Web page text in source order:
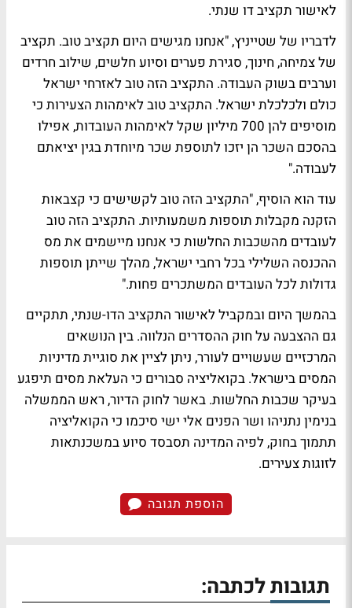
לאישור תקציב דו שנתי.
לדבריו של שטייניץ, "אנחנו מגישים היום תקציב טוב. תקציב
של צמיחה, חינוך, סגירת פערים וסיוע חלשים, שילוב חרדים
וערבים בשוק העבודה. התקציב הזה טוב לאזרחי ישראל
כולם ולכלכלת ישראל. התקציב טוב לאימהות הצעירות כי
מוסיפים להן 700 מיליון שקל לאימהות העובדות, אפילו
בהסכם השכר הן יזכו לתוספת שכר מיוחדת בגין יציאתם
לעבודה."
עוד הוא הוסיף, "התקציב הזה טוב לקשישים כי קצבאות
הזקנה מקבלות תוספות משמעותיות. התקציב הזה טוב
לעובדים מהשכבות החלשות כי אנחנו מיישמים את מס
ההכנסה השלילי בכל רחבי ישראל, מהלך שייתן תוספות
גדולות לכל העובדים המשתכרים פחות."
בהמשך היום ובמקביל לאישור התקציב הדו-שנתי, תתקיים
גם ההצבעה על חוק ההסדרים הנלווה. בין הנושאים
המרכזיים שעשויים לעורר, ניתן לציין את סוגיית מדיניות
המסים בישראל. בקואליציה סבורים כי העלאת מסים תיפגע
בעיקר שכבות החלשות. באשר לחוק הדיור, ראש הממשלה
בנימין נתניהו ושר הפנים אלי ישי סיכמו כי הקואליציה
תתמוך בחוק, לפיה המדינה תסבסד סיוע במשכנתאות
לזוגות צעירים.
הוספת תגובה
תגובות לכתבה: